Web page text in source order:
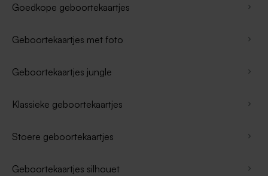
Goedkope geboortekaartjes
Geboortekaartjes met foto
Geboortekaartjes jungle
Klassieke geboortekaartjes
Stoere geboortekaartjes
Geboortekaartjes silhouet